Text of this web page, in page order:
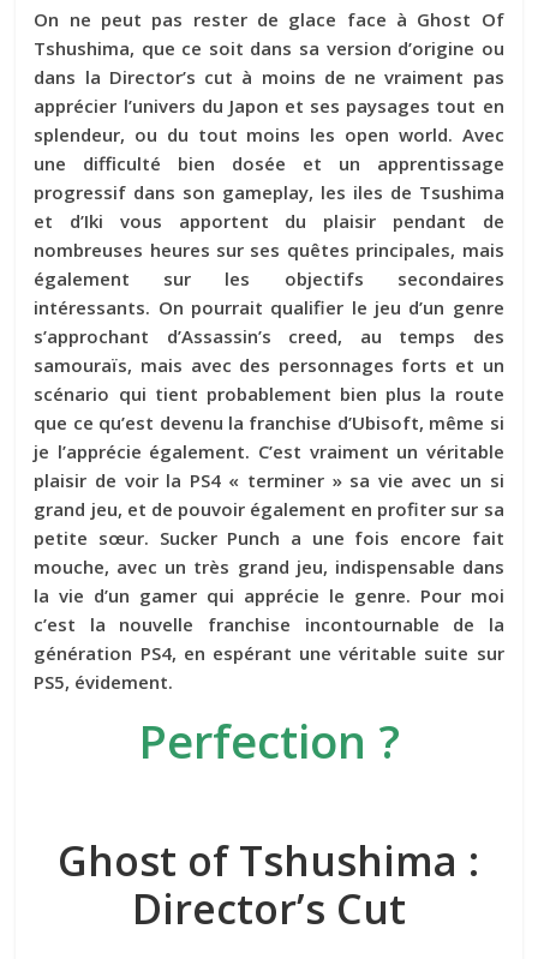
On ne peut pas rester de glace face à Ghost Of
Tshushima, que ce soit dans sa version d’origine ou
dans la Director’s cut à moins de ne vraiment pas
apprécier l’univers du Japon et ses paysages tout en
splendeur, ou du tout moins les open world. Avec
une difficulté bien dosée et un apprentissage
progressif dans son gameplay, les iles de Tsushima
et d’Iki vous apportent du plaisir pendant de
nombreuses heures sur ses quêtes principales, mais
également sur les objectifs secondaires
intéressants. On pourrait qualifier le jeu d’un genre
s’approchant d’Assassin’s creed, au temps des
samouraïs, mais avec des personnages forts et un
scénario qui tient probablement bien plus la route
que ce qu’est devenu la franchise d’Ubisoft, même si
je l’apprécie également. C’est vraiment un véritable
plaisir de voir la PS4 « terminer » sa vie avec un si
grand jeu, et de pouvoir également en profiter sur sa
petite sœur. Sucker Punch a une fois encore fait
mouche, avec un très grand jeu, indispensable dans
la vie d’un gamer qui apprécie le genre. Pour moi
c’est la nouvelle franchise incontournable de la
génération PS4, en espérant une véritable suite sur
PS5, évidement.
Perfection ?
Ghost of Tshushima :
Director’s Cut